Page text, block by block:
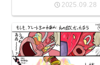
2025.09.28